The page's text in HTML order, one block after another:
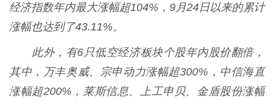
经济指数年内最大涨幅超104%，9月24日以来的累计
涨幅也达到了43.11%。
此外，有6只低空经济板块个股年内股价翻倍，
其中，万丰奥威、宗申动力涨幅超300%，中信海直
涨幅超200%，莱斯信息、上工申贝、金盾股份涨幅